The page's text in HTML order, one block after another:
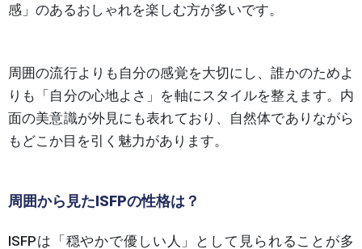
感」のあるおしゃれを楽しむ方が多いです。
周囲の流行よりも自分の感覚を大切にし、誰かのためよ
りも「自分の心地よさ」を軸にスタイルを整えます。内
面の美意識が外見にも表れており、自然体でありながら
もどこか目を引く魅力があります。
周囲から見たISFPの性格は？
ISFPは「穏やかで優しい人」として見られることが多